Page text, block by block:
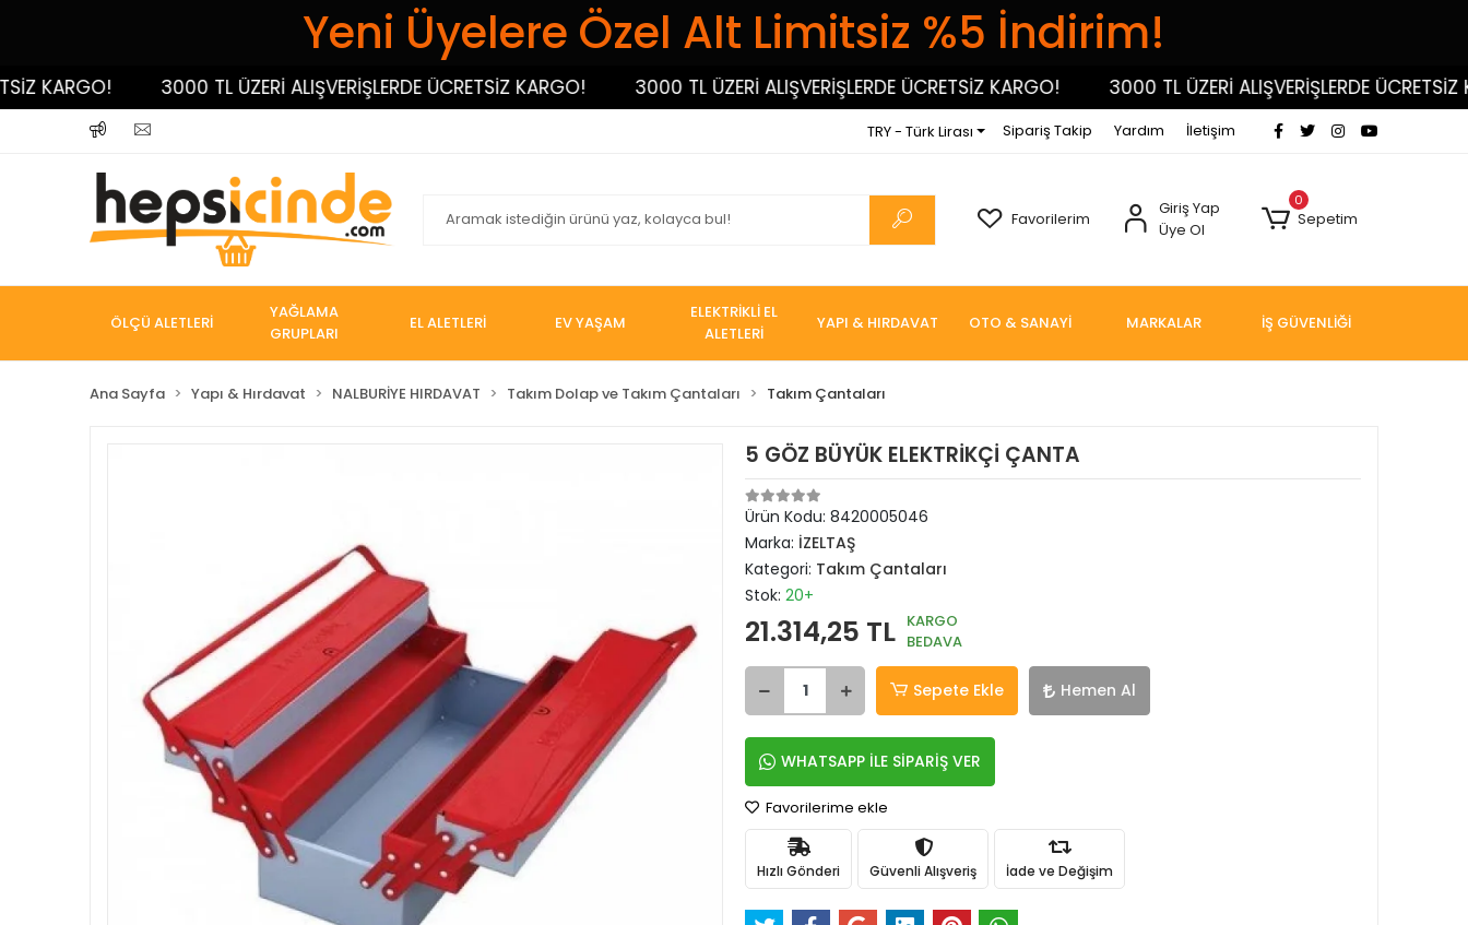
Yeni Üyelere Özel Alt Limitsiz %5 İndirim!
3000 TL ÜZERİ ALIŞVERİŞLERDE ÜCRETSİZ KARGO! 3000 TL ÜZERİ ALIŞVERİŞLERDE ÜCRETSİZ KARGO! 3000 TL ÜZERİ ALIŞVERİŞLERDE ÜCRETSİZ
TRY - Türk Lirası Sipariş Takip Yardım İletişim
Favorilerim
Giriş Yap
Üye Ol
0
Sepetim
ÖLÇÜ ALETLERİ
YAĞLAMA
GRUPLARI
EL ALETLERİ EV YAŞAM
ELEKTRİKLİ EL
ALETLERİ
YAPI & HIRDAVAT OTO & SANAYİ MARKALAR İŞ GÜVENLİĞİ
Ana Sayfa Yapı & Hırdavat NALBURİYE HIRDAVAT Takım Dolap ve Takım Çantaları Takım Çantaları
5 GÖZ BÜYÜK ELEKTRİKÇİ ÇANTA
Ürün Kodu: 8420005046
Marka: İZELTAŞ
Kategori: Takım Çantaları
Stok: 20+
21.314,25 TL KARGO
BEDAVA
Sepete Ekle Hemen Al
WHATSAPP İLE SİPARİŞ VER
Favorilerime ekle
Hızlı Gönderi Güvenli Alışveriş İade ve Değişim